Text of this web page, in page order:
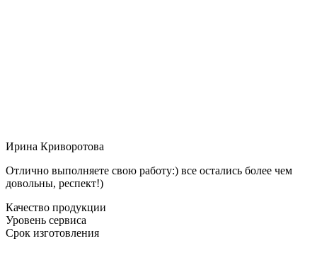
Ирина Криворотова
Отлично выполняете свою работу:) все остались более чем
довольны, респект!)
Качество продукции
Уровень сервиса
Срок изготовления